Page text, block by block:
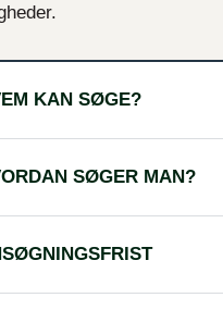
KAN SØGE?
SØGER MAN?